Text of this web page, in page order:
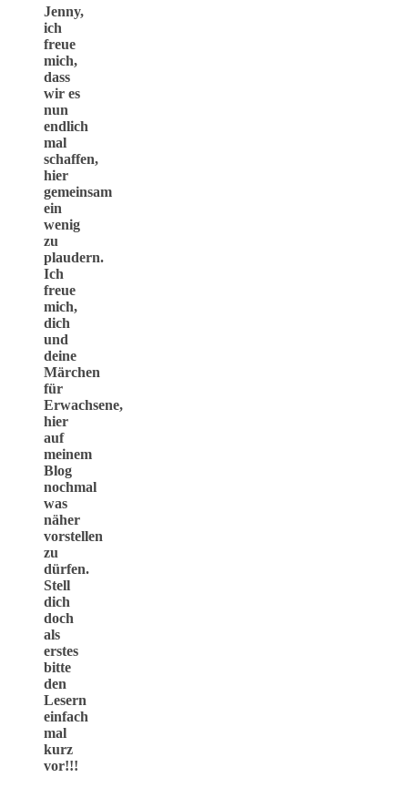
Jenny,
ich
freue
mich,
dass
wir es
nun
endlich
mal
schaffen,
hier
gemeinsam
ein
wenig
zu
plaudern.
Ich
freue
mich,
dich
und
deine
Märchen
für
Erwachsene,
hier
auf
meinem
Blog
nochmal
was
näher
vorstellen
zu
dürfen.
Stell
dich
doch
als
erstes
bitte
den
Lesern
einfach
mal
kurz
vor!!!